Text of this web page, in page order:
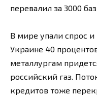
перевалил за 3000
В мире упали спрос
Украине 40
металлургам
российский газ.
кредитов тоже